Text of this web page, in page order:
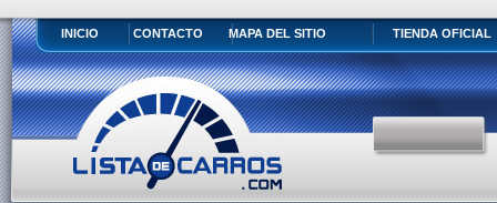
INICIO CONTACTO MAPA DEL SITIO TIENDA OFICIAL